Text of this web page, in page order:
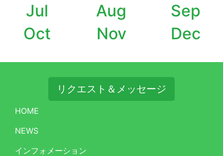
Jul
Aug
Sep
Oct
Nov Dec
リクエスト＆メッセージ
HOME
NEWS
インフォメーション